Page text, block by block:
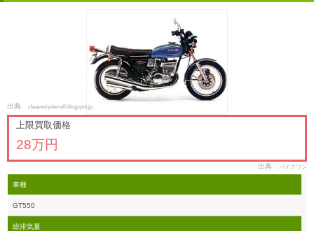
上限買取価格
28万円
出典 バイクワン
出典 cleavesiyderrell.blogspot.jp
車種
GT550
総排気量